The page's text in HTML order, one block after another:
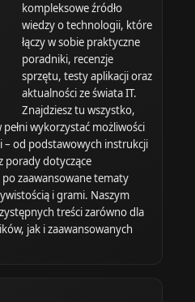
kompleksowe źródło
wiedzy o technologii, które
łączy w sobie praktyczne
poradniki, recenzje
sprzętu, testy aplikacji oraz
aktualności ze świata IT.
Znajdziesz tu wszystko,
wykorzystać możliwości
– od podstawowych instrukcji
porady dotyczące
po zaawansowane tematy
i grami. Naszym
treści zarówno dla
jak i zaawansowanych